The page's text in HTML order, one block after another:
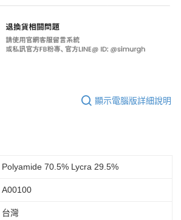
顯示電腦版詳細說明
Polyamide 70.5% Lycra 29.5%
A00100
台灣